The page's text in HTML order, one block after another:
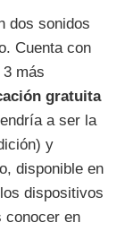
dos sonidos
Cuenta con
más
gratuita
a ser la
y
disponible en
dispositivos
conocer en